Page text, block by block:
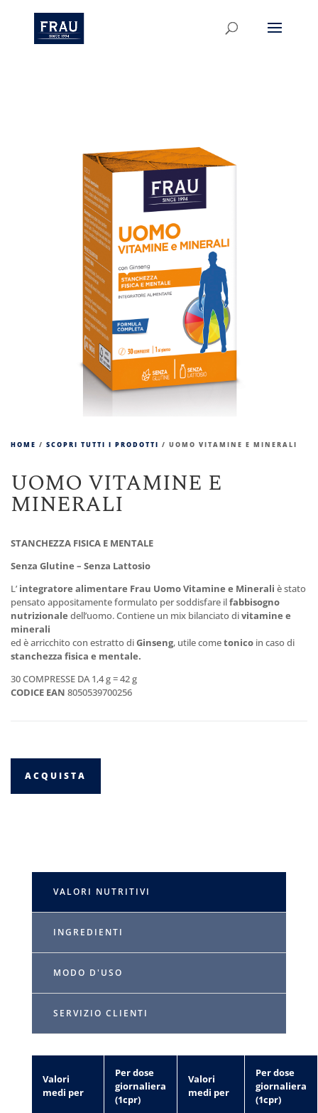
HOME / SCOPRI TUTTI I PRODOTTI / UOMO VITAMINE E MINERALI
UOMO VITAMINE E
MINERALI
STANCHEZZA FISICA E MENTALE
Senza Glutine – Senza Lattosio
L’ integratore alimentare Frau Uomo Vitamine e Minerali è stato
pensato appositamente formulato per soddisfare ilfabbisogno
nutrizionale dell’uomo. Contiene un mix bilanciato divitamine e
minerali
ed è arricchito con estratto diGinseng, utile cometonico in caso di
stanchezza fisica e mentale.
30 COMPRESSE DA 1,4 g = 42 g
CODICE EAN 8050539700256
ACQUISTA
VALORI NUTRITIVI
INGREDIENTI
MODO D'USO
SERVIZIO CLIENTI
Valori
medi per
Per dose
giornaliera
(1cpr)
Valori
medi per
Per dose
giornaliera
(1cpr)